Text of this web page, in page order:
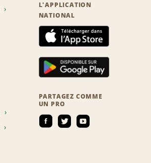
L'APPLICATION
NATIONAL
PARTAGEZ COMME
UN PRO